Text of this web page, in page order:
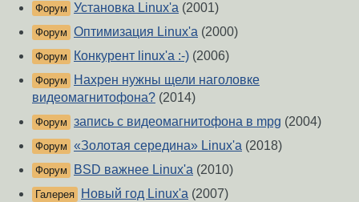
Форум Установка Linux'а (2001)
Форум Оптимизация Linux'а (2000)
Форум Конкурент linux'а :-) (2006)
Форум
Нахрен нужны щели наголовке
видеомагнитофона? (2014)
Форум запись с видеомагнитофона в mpg (2004)
Форум «Золотая середина» Linux'а (2018)
Форум BSD важнее Linux'а (2010)
Галерея Новый год Linux'а (2007)